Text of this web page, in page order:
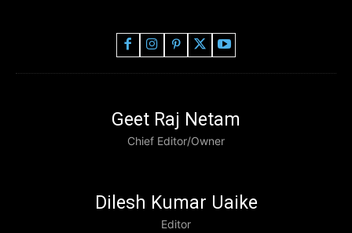
Geet Raj Netam
Chief Editor/Owner
Dilesh Kumar Uaike
Editor